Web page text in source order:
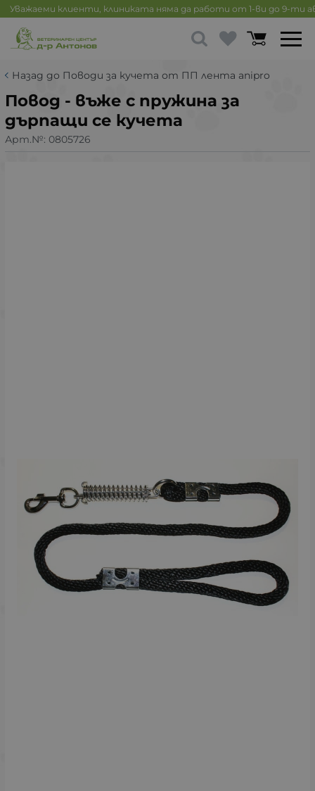
Уважаеми клиенти, клиниката няма да работи от 1-ви до 9-ти
Назад до Поводи за кучета от ПП лента anipro
Повод - въже с пружина за
дърпащи се кучета
Арт.№: 0805726